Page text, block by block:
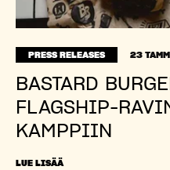
PRESS RELEASES 23
BASTARD
FLAGSHIP-
KAMPPIIN
LUE LISÄÄ